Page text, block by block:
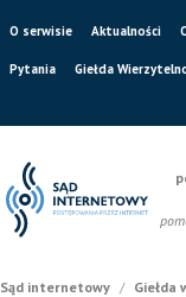
O serwisie Aktualności
Pytania
Giełda
Sąd internetowy / Giełda